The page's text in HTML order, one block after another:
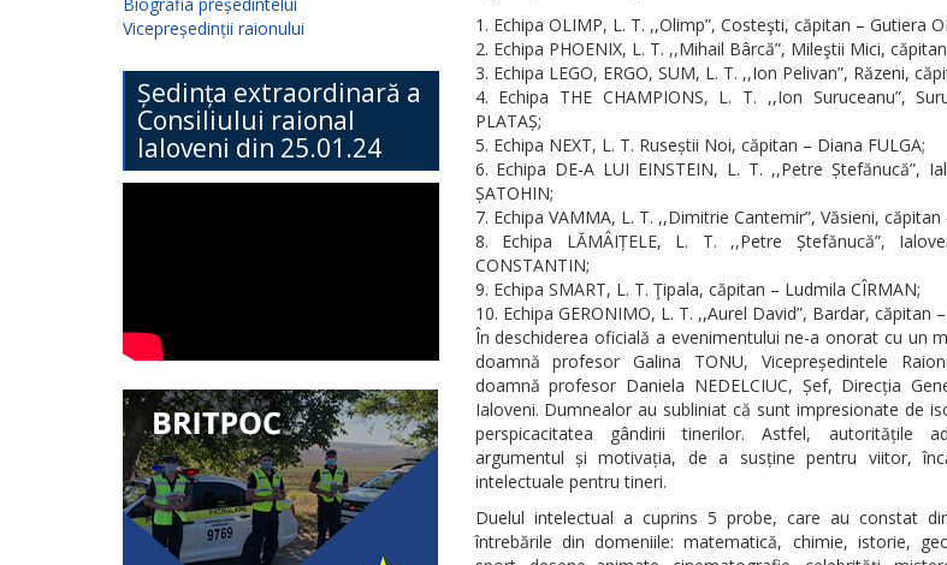
Vicepreședinții raionului
Ședința extraordinară a
Consiliului raional
Ialoveni din 25.01.24
Echipa OLIMP, L. T. ,,Olimp”, Costeşti, căpitan – Gutiera
Echipa PHOENIX, L. T. ,,Mihail Bârcă”, Mileştii Mici,
Echipa LEGO, ERGO, SUM, L. T. ,,Ion Pelivan”, Răzeni,
Echipa THE CHAMPIONS, L. T. ,,Ion Suruceanu”,
PLATAȘ;
Echipa NEXT, L. T. Ruseștii Noi, căpitan – Diana FULGA;
Echipa DE-A LUI EINSTEIN, L. T. ,,Petre Ștefănucă”,
ȘATOHIN;
Echipa VAMMA, L. T. ,,Dimitrie Cantemir”, Văsieni, căpitan
Echipa LĂMÂIȚELE, L. T. ,,Petre Ștefănucă”,
CONSTANTIN;
Echipa SMART, L. T. Ţipala, căpitan – Ludmila CÎRMAN;
Echipa GERONIMO, L. T. ,,Aurel David”, Bardar, căpitan
În deschiderea oficială a evenimentului ne-a onorat cu un
doamnă profesor Galina TONU, Vicepreședintele
doamnă profesor Daniela NEDELCIUC, Șef, Direcția
Ialoveni. Dumnealor au subliniat că sunt impresionate de
perspicacitatea gândirii tinerilor. Astfel, autoritățile
argumentul și motivația, de a susține pentru viitor,
intelectuale pentru tineri.
Duelul intelectual a cuprins 5 probe, care au constat
întrebările din domeniile: matematică, chimie, istorie,